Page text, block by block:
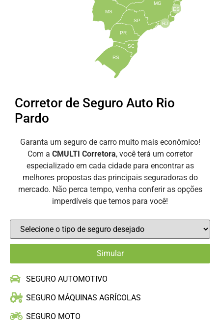
MS
PR
SC
RS
SP
MG
RJ
ES
Corretor de Seguro Auto Rio
Pardo
Garanta um seguro de carro muito mais econômico!
Com a CMULTI Corretora, você terá um corretor
especializado em cada cidade para encontrar as
melhores propostas das principais seguradoras do
mercado. Não perca tempo, venha conferir as opções
imperdíveis que temos para você!
SEGURO AUTOMOTIVO
SEGURO MÁQUINAS AGRÍCOLAS
SEGURO MOTO